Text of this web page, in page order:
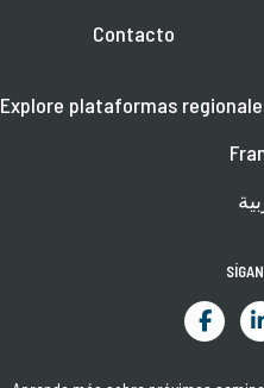
Contacto
Explore plataformas